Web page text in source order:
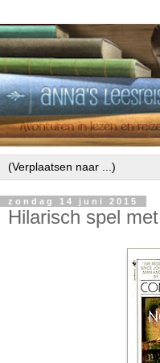
zondag 14 juni 2015
Hilarisch spel